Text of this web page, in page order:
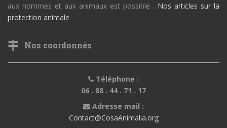
aux hommes et aux animaux est possible . Nos articles sur la
protection animale
Nos coordonnés
Téléphone :
06 . 88 . 44 . 71 . 17
Adresse mail :
Contact@CosaAnimalia.org